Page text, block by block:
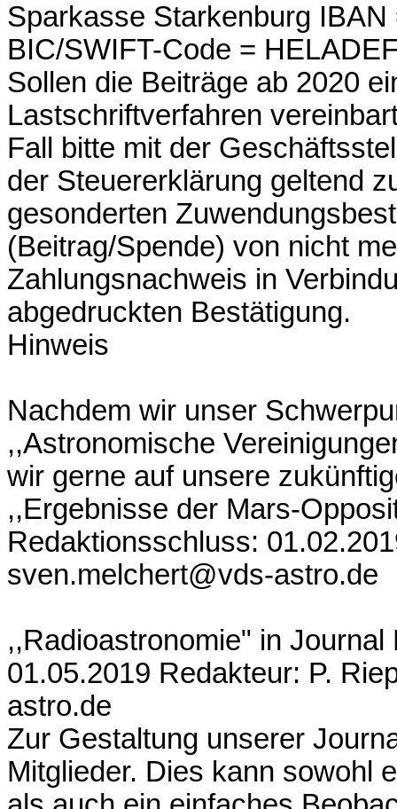
Sparkasse Starkenburg
BIC/SWIFT-Code =
Sollen die Beiträge ab 2020
Lastschriftverfahren
Fall bitte mit der
der Steuererklärung geltend
gesonderten
(Beitrag/Spende) von nicht
Zahlungsnachweis in
abgedruckten Bestätigung.
Hinweis
Nachdem wir unser
,,Astronomische
wir gerne auf unsere
,,Ergebnisse der Mars-
Redaktionsschluss:
sven.melchert@vds-astro.de
,,Radioastronomie" in
01.05.2019 Redakteur: P.
astro.de
Zur Gestaltung unserer
Mitglieder. Dies kann sowohl